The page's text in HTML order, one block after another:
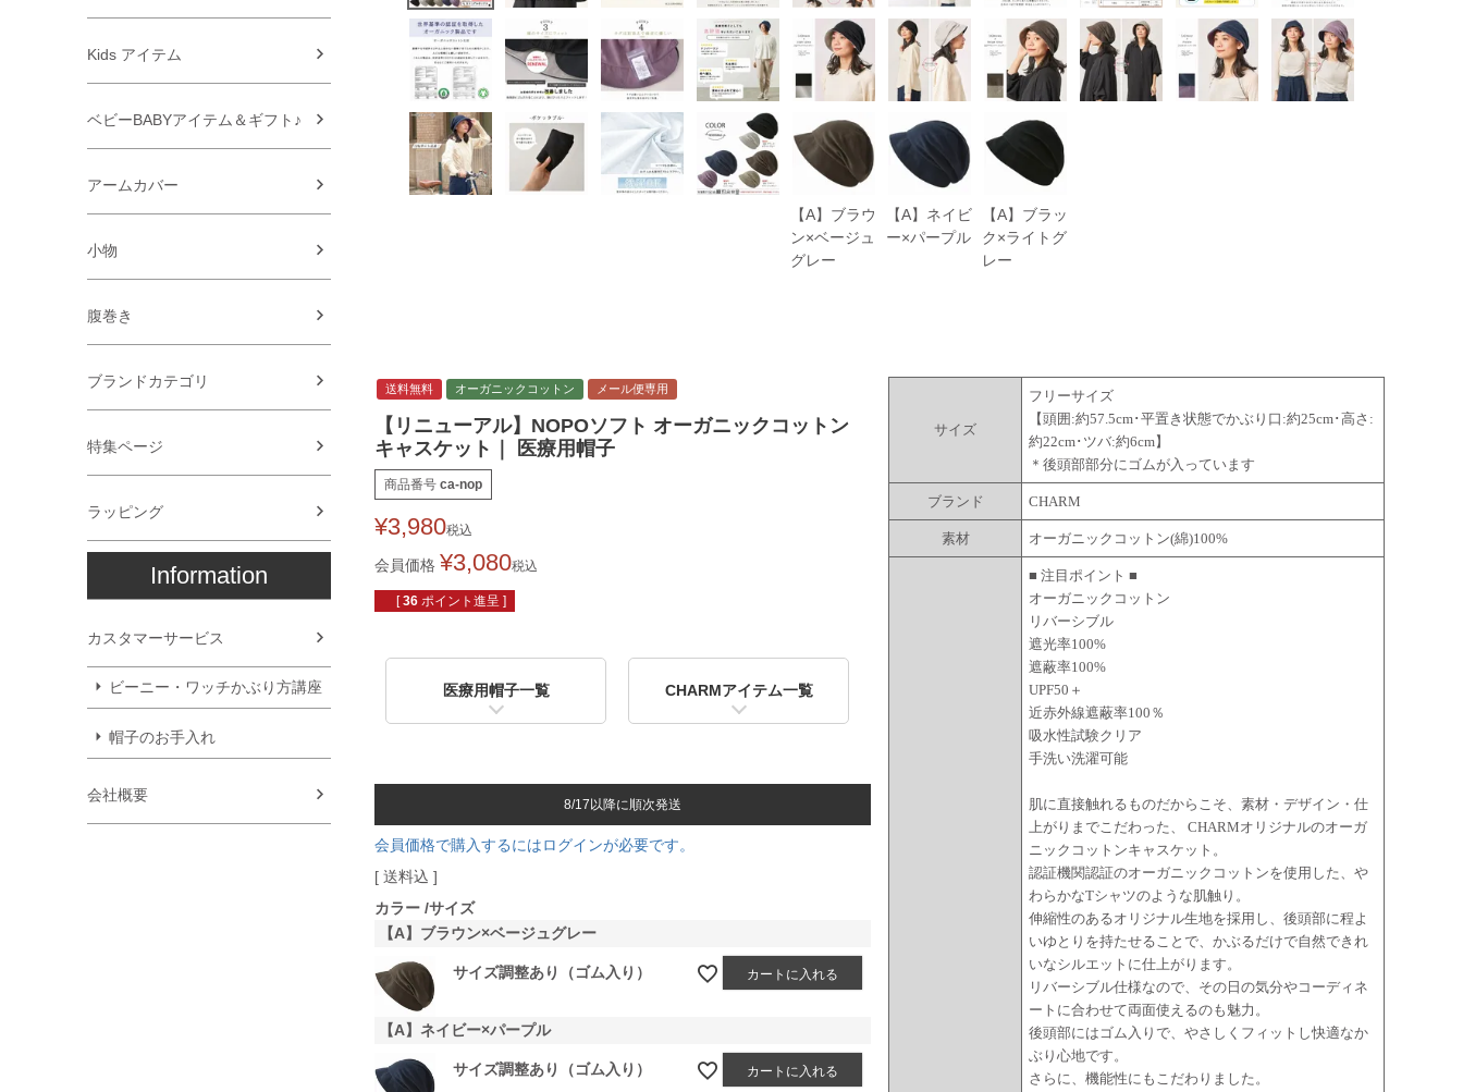
Kids アイテム
ベビーBABYアイテム＆ギフト♪
アームカバー
小物
腹巻き
ブランドカテゴリ
特集ページ
ラッピング
Information
カスタマーサービス
ビーニー・ワッチかぶり方講座
帽子のお手入れ
会社概要
【A】ブラウ
ン×ベージュ
グレー
【A】ネイビ
ー×パープル
【A】ブラッ
ク×ライトグ
レー
送料無料 オーガニックコットン メール便専用
【リニューアル】NOPOソフト オーガニックコットン
キャスケット｜ 医療用帽子
商品番号 ca-nop
¥3,980税込
会員価格 ¥3,080税込
[ 36 ポイント進呈 ]
医療用帽子一覧 CHARMアイテム一覧
8/17以降に順次発送
会員価格で購入するにはログインが必要です。
送料込
カラー サイズ
【A】ブラウン×ベージュグレー
サイズ調整あり（ゴム入り） カートに入れる
【A】ネイビー×パープル
サイズ調整あり（ゴム入り） カートに入れる
サイズ
フリーサイズ
【頭囲:約57.5cm･平置き状態でかぶり口:約25cm･高さ:
約22cm･ツバ:約6cm】
＊後頭部部分にゴムが入っています
ブランド CHARM
素材 オーガニックコットン(綿)100%
■ 注目ポイント ■
オーガニックコットン
リバーシブル
遮光率100%
遮蔽率100%
UPF50＋
近赤外線遮蔽率100％
吸水性試験クリア
手洗い洗濯可能
肌に直接触れるものだからこそ、素材・デザイン・仕
上がりまでこだわった、 CHARMオリジナルのオーガ
ニックコットンキャスケット。
認証機関認証のオーガニックコットンを使用した、や
わらかなTシャツのような肌触り。
伸縮性のあるオリジナル生地を採用し、後頭部に程よ
いゆとりを持たせることで、かぶるだけで自然できれ
いなシルエットに仕上がります。
リバーシブル仕様なので、その日の気分やコーディネ
ートに合わせて両面使えるのも魅力。
後頭部にはゴム入りで、やさしくフィットし快適なか
ぶり心地です。
さらに、機能性にもこだわりました。